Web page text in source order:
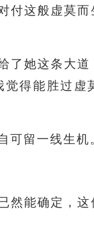
付这般虚莫
了她这条大
得能胜过虚
可留一线生机
然能确定，这